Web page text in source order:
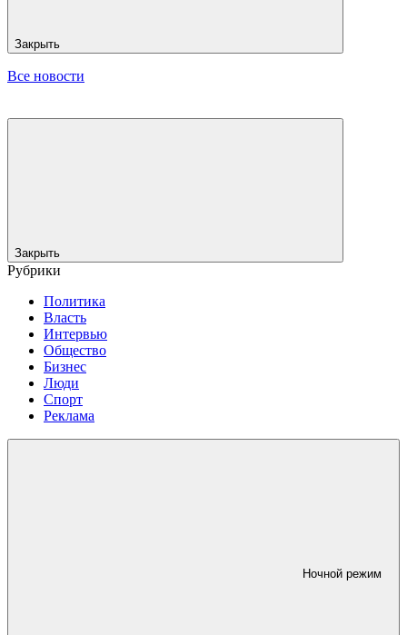
Закрыть
Все новости
Закрыть
Рубрики
Политика
Власть
Интервью
Общество
Бизнес
Люди
Спорт
Реклама
Ночной режим